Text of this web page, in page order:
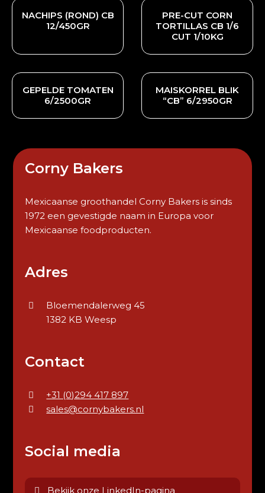
NACHIPS (ROND) CB
12/450GR
PRE-CUT CORN
TORTILLAS CB 1/6
CUT 1/10KG
GEPELDE TOMATEN
6/2500GR
MAISKORREL BLIK
“CB” 6/2950GR
Corny Bakers
Mexicaanse groothandel Corny Bakers is sinds
1972 een gevestigde naam in Europa voor
Mexicaanse foodproducten.
Adres
Bloemendalerweg 45
1382 KB Weesp
Contact
+31 (0)294 417 897
sales@cornybakers.nl
Social media
Bekijk onze LinkedIn-pagina